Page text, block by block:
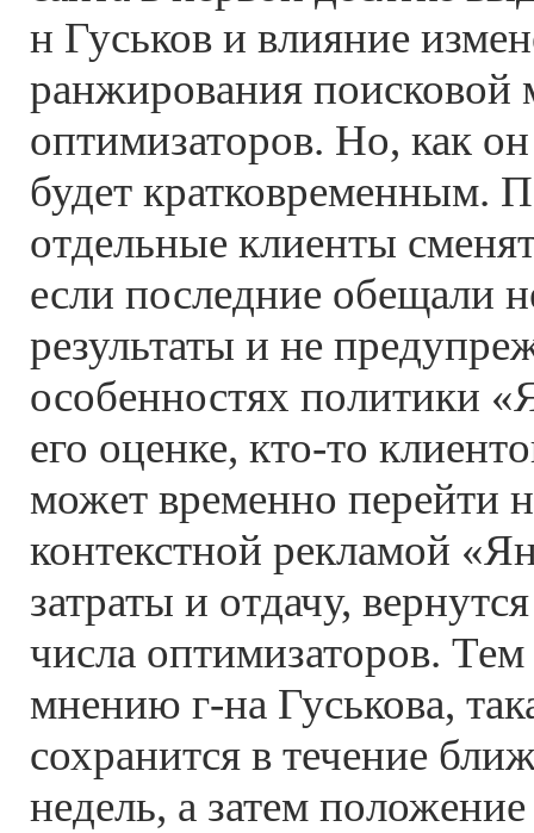
н Гуськов и влияние
ранжирования
оптимизаторов. Но, как он
будет кратковременным.
отдельные клиенты
если последние обещали
результаты и не
особенностях политики
его оценке, кто-то
может временно перейти
контекстной рекламой
затраты и отдачу,
числа оптимизаторов.
мнению г-на Гуськова,
сохранится в течение
недель, а затем